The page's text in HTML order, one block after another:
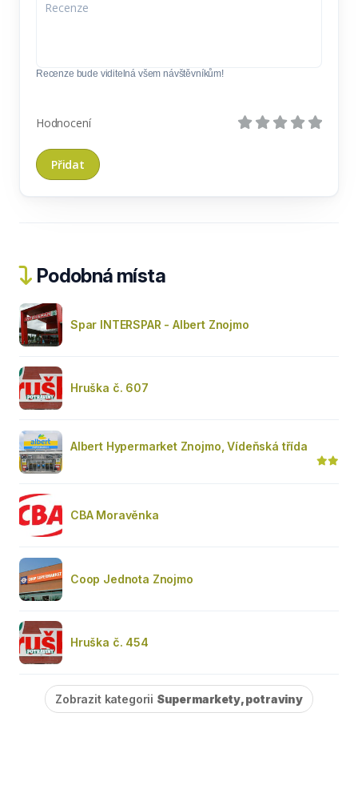
Recenze bude viditelná všem návštěvníkům!
Hodnocení
Podobná místa
Spar INTERSPAR - Albert Znojmo
Hruška č. 607
Albert Hypermarket Znojmo, Vídeňská třída
CBA Moravěnka
Coop Jednota Znojmo
Hruška č. 454
Zobrazit kategorii Supermarkety, potraviny